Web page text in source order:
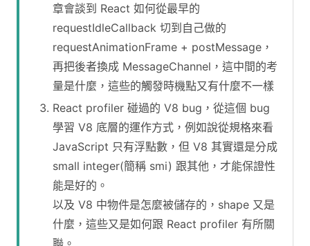
章會談到 React 如何從最早的
requestIdleCallback 切到自己做的
requestAnimationFrame + postMessage，
再把後者換成 MessageChannel，這中間的考
量是什麼，這些的觸發時機點又有什麼不一樣
React profiler 碰過的 V8 bug，從這個 bug
學習 V8 底層的運作方式，例如說從規格來看
JavaScript 只有浮點數，但 V8 其實還是分成
small integer(簡稱 smi) 跟其他，才能保證性
能是好的。
以及 V8 中物件是怎麼被儲存的，shape 又是
什麼，這些又是如何跟 React profiler 有所關
聯。